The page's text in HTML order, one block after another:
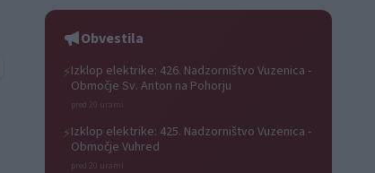
Obvestila
⚡Izklop elektrike: 426. Nadzorništvo Vuzenica -
Območje Sv. Anton na Pohorju
pred 20 urami
⚡Izklop elektrike: 425. Nadzorništvo Vuzenica -
Območje Vuhred
pred 20 urami